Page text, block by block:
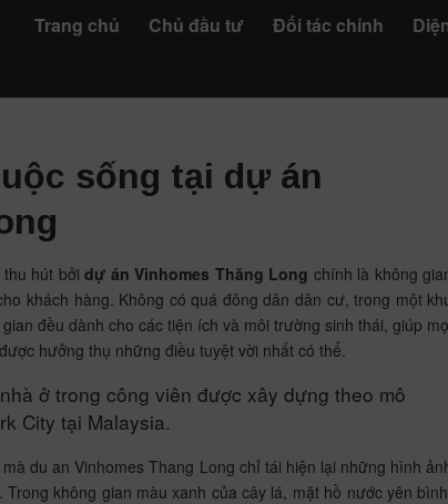
Trang chủ Chủ đầu tư Đối tác chính
sống tại dự án
thu hút bởidự án Vinhomes Thăng Long chính là không
khách hàng. Không có quá đông dân dân cư, trong một
đều dành cho các tiện ích và môi trường sinh thái, giúp
hưởng thụ những điều tuyệt vời nhất có thể.
ở trong công viên được xây dựng theo mô
City tại Malaysia.
du an Vinhomes Thang Long chỉ tái hiện lại những hình
không gian màu xanh của cây lá, mặt hồ nước yên